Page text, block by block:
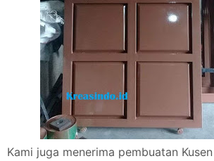
Kami juga menerima pembuatan